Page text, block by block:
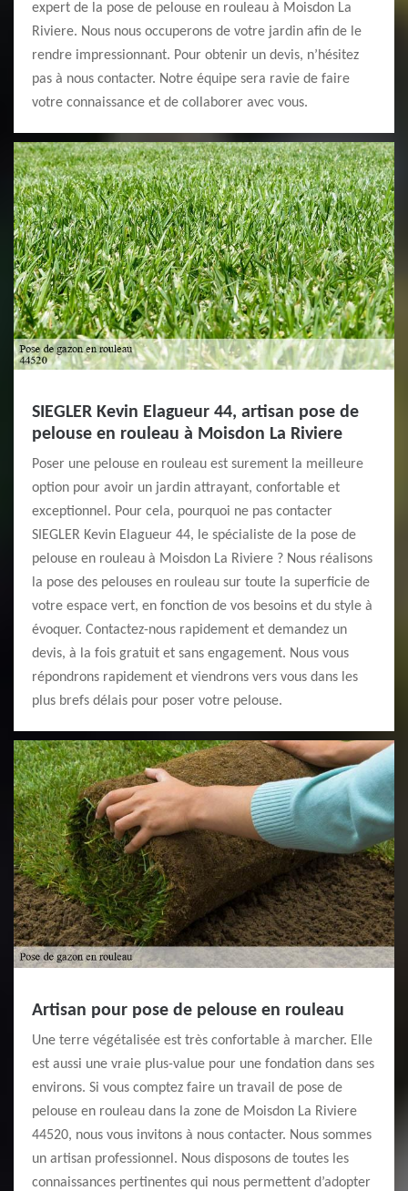
expert de la pose de pelouse en rouleau à Moisdon La
Riviere. Nous nous occuperons de votre jardin afin de le
rendre impressionnant. Pour obtenir un devis, n’hésitez
pas à nous contacter. Notre équipe sera ravie de faire
votre connaissance et de collaborer avec vous.
SIEGLER Kevin Elagueur 44, artisan pose de
pelouse en rouleau à Moisdon La Riviere
Poser une pelouse en rouleau est surement la meilleure
option pour avoir un jardin attrayant, confortable et
exceptionnel. Pour cela, pourquoi ne pas contacter
SIEGLER Kevin Elagueur 44, le spécialiste de la pose de
pelouse en rouleau à Moisdon La Riviere ? Nous réalisons
la pose des pelouses en rouleau sur toute la superficie de
votre espace vert, en fonction de vos besoins et du style à
évoquer. Contactez-nous rapidement et demandez un
devis, à la fois gratuit et sans engagement. Nous vous
répondrons rapidement et viendrons vers vous dans les
plus brefs délais pour poser votre pelouse.
Artisan pour pose de pelouse en rouleau
Une terre végétalisée est très confortable à marcher. Elle
est aussi une vraie plus-value pour une fondation dans ses
environs. Si vous comptez faire un travail de pose de
pelouse en rouleau dans la zone de Moisdon La Riviere
44520, nous vous invitons à nous contacter. Nous sommes
un artisan professionnel. Nous disposons de toutes les
connaissances pertinentes qui nous permettent d’adopter